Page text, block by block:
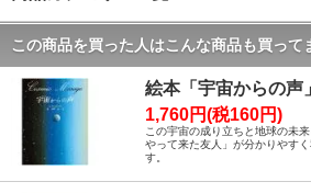
この商品を買った人はこんな商品も買って
絵本「宇宙からの声」
1,760円(税160円)
この宇宙の成り立ちと地球の未
やって来た友人」が分かりやす
す。